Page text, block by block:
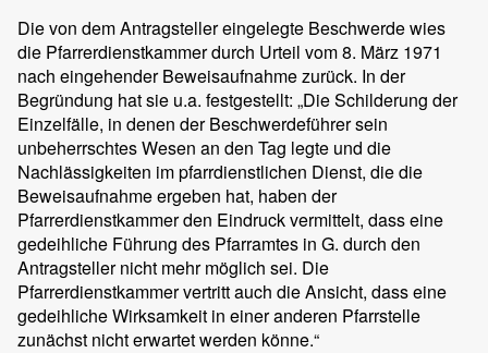
Die von dem Antragsteller eingelegte Beschwerde wies
die Pfarrerdienstkammer durch Urteil vom 8. März 1971
nach eingehender Beweisaufnahme zurück. In der
Begründung hat sie u.a. festgestellt: „Die Schilderung der
Einzelfälle, in denen der Beschwerdeführer sein
unbeherrschtes Wesen an den Tag legte und die
Nachlässigkeiten im pfarrdienstlichen Dienst, die die
Beweisaufnahme ergeben hat, haben der
Pfarrerdienstkammer den Eindruck vermittelt, dass eine
gedeihliche Führung des Pfarramtes in G. durch den
Antragsteller nicht mehr möglich sei. Die
Pfarrerdienstkammer vertritt auch die Ansicht, dass eine
gedeihliche Wirksamkeit in einer anderen Pfarrstelle
zunächst nicht erwartet werden könne.“